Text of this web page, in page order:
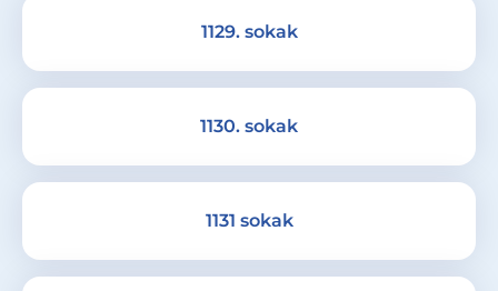
1129. sokak
1130. sokak
1131 sokak